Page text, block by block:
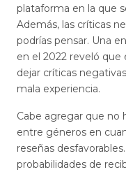
plataforma en la que
Además, las críticas
podrías pensar. Una
en el 2022 reveló que
dejar críticas
mala experiencia.
Cabe agregar que no
entre géneros en
reseñas
probabilidades de